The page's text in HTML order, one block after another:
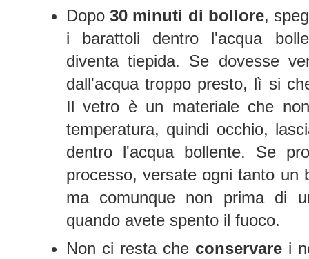
Dopo 30 minuti di bollore,
i barattoli dentro l'acqua
diventa tiepida. Se dovesse
dall'acqua troppo presto, lì si
Il vetro è un materiale che
temperatura, quindi occhio,
dentro l'acqua bollente. Se
processo, versate ogni tanto un
ma comunque non prima di
quando avete spento il fuoco.
Non ci resta che conservarei